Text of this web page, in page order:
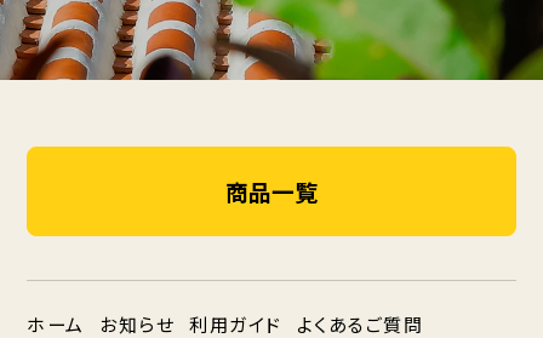
商品一覧
ホーム お知らせ 利用ガイド
よくあるご質問